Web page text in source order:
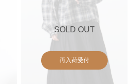
SOLD OUT
再入荷受付